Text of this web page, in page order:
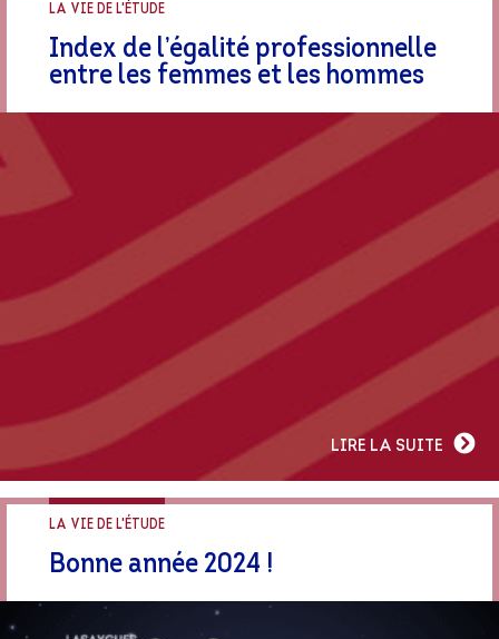
LA VIE DE L'ÉTUDE
Index de l’égalité professionnelle
entre les femmes et les hommes
LIRE LA SUITE
LA VIE DE L'ÉTUDE
Bonne année 2024 !